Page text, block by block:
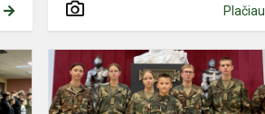
Plačiau
Jaunųjų
šaulių
sąskrydis